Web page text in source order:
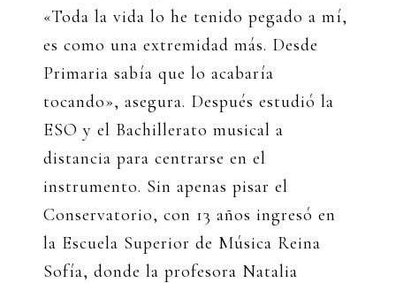
«Toda la vida lo he tenido pegado a mí,
es como una extremidad más. Desde
Primaria sabía que lo acabaría
tocando», asegura. Después estudió la
ESO y el Bachillerato musical a
distancia para centrarse en el
instrumento. Sin apenas pisar el
Conservatorio, con 13 años ingresó en
la Escuela Superior de Música Reina
Sofía, donde la profesora Natalia